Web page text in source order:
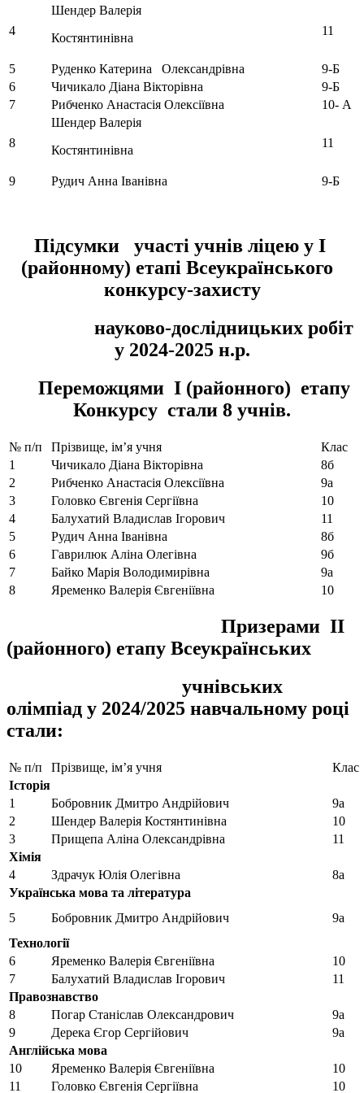
4
Шендер Валерія
Костянтинівна
11
5 Руденко Катерина Олександрівна
9-Б
6
Чичикало Діана Вікторівна
9-Б
7
Рибченко Анастасія Олексіївна 10- А
8
Шендер Валерія
Костянтинівна
11
9 Рудич Анна Іванівна 9-Б
Підсумки участі учнів ліцею у І
(районному) етапі Всеукраїнського
конкурсу-захисту
науково-дослідницьких робіт
у 2024-2025 н.р.
Переможцями I (районного) етапу
Конкурсу стали 8 учнів.
№ п/п Прізвище, ім’я учня
Клас
1
Чичикало Діана Вікторівна
8б
2
Рибченко Анастасія Олексіївна
9а
3
Головко Євгенія Сергіївна
10
4
Балухатий Владислав Ігорович
11
5
Рудич Анна Іванівна
8б
6
Гаврилюк Аліна Олегівна
9б
7
Байко Марія Володимирівна
9а
8
Яременко Валерія Євгеніївна 10
Призерами ІІ
(районного) етапу Всеукраїнських
учнівських
олімпіад у 2024/2025 навчальному році
стали:
№ п/п Прізвище, ім’я учня
Клас
Історія
1
Бобровник Дмитро Андрійович
9а
2
Шендер Валерія Костянтинівна
10
3
Прищепа Аліна Олександрівна
11
Хімія
4
Здрачук Юлія Олегівна
8а
Українська мова та література
5
Бобровник Дмитро Андрійович
9а
Технології
6
Яременко Валерія Євгеніївна
10
7
Балухатий Владислав Ігорович
11
Правознавство
8
Погар Станіслав Олександрович
9а
9
Дерека Єгор Сергійович
9а
Англійська мова
10
Яременко Валерія Євгеніївна
10
11
Головко Євгенія Сергіївна 10